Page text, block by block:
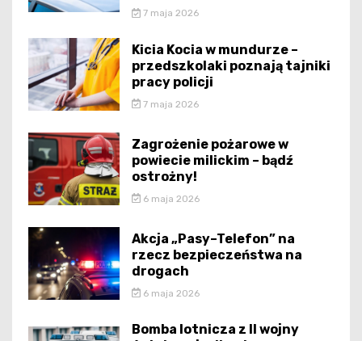
7 maja 2026
Kicia Kocia w mundurze –
przedszkolaki poznają tajniki
pracy policji
7 maja 2026
Zagrożenie pożarowe w
powiecie milickim – bądź
ostrożny!
6 maja 2026
Akcja „Pasy–Telefon” na
rzecz bezpieczeństwa na
drogach
6 maja 2026
Bomba lotnicza z II wojny